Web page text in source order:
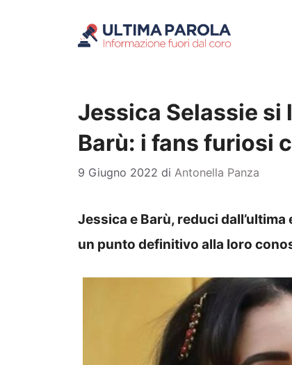
Jessica Selassie si
Barù: i fans furiosi
9 Giugno 2022 di Antonella Panza
Jessica e Barù, reduci
un punto definitivo alla loro